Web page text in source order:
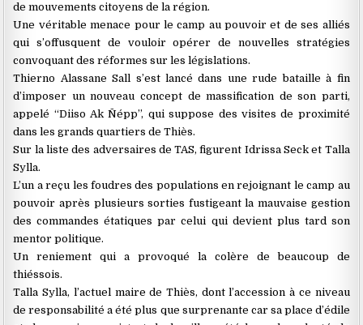
de mouvements citoyens de la région.
Une véritable menace pour le camp au pouvoir et de ses alliés
qui s’offusquent de vouloir opérer de nouvelles stratégies
convoquant des réformes sur les législations.
Thierno Alassane Sall s’est lancé dans une rude bataille à fin
d’imposer un nouveau concept de massification de son parti,
appelé ‘‘Diiso Ak Ñépp’’, qui suppose des visites de proximité
dans les grands quartiers de Thiès.
Sur la liste des adversaires de TAS, figurent Idrissa Seck et Talla
Sylla.
L’un a reçu les foudres des populations en rejoignant le camp au
pouvoir après plusieurs sorties fustigeant la mauvaise gestion
des commandes étatiques par celui qui devient plus tard son
mentor politique.
Un reniement qui a provoqué la colère de beaucoup de
thiéssois.
Talla Sylla, l’actuel maire de Thiès, dont l’accession à ce niveau
de responsabilité a été plus que surprenante car sa place d’édile